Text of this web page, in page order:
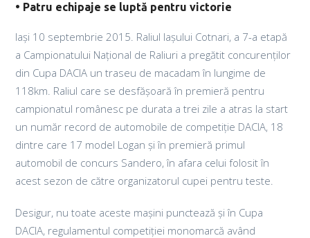
• Patru echipaje se luptă pentru victorie
Iași 10 septembrie 2015. Raliul Iașului Cotnari, a 7-a etapă
a Campionatului Național de Raliuri a pregătit concurenților
din Cupa DACIA un traseu de macadam în lungime de
118km. Raliul care se desfășoară în premieră pentru
campionatul românesc pe durata a trei zile a atras la start
un număr record de automobile de competiție DACIA, 18
dintre care 17 model Logan și în premieră primul
automobil de concurs Sandero, în afara celui folosit în
acest sezon de către organizatorul cupei pentru teste.
Desigur, nu toate aceste mașini punctează și în Cupa
DACIA, regulamentul competiției monomarcă având